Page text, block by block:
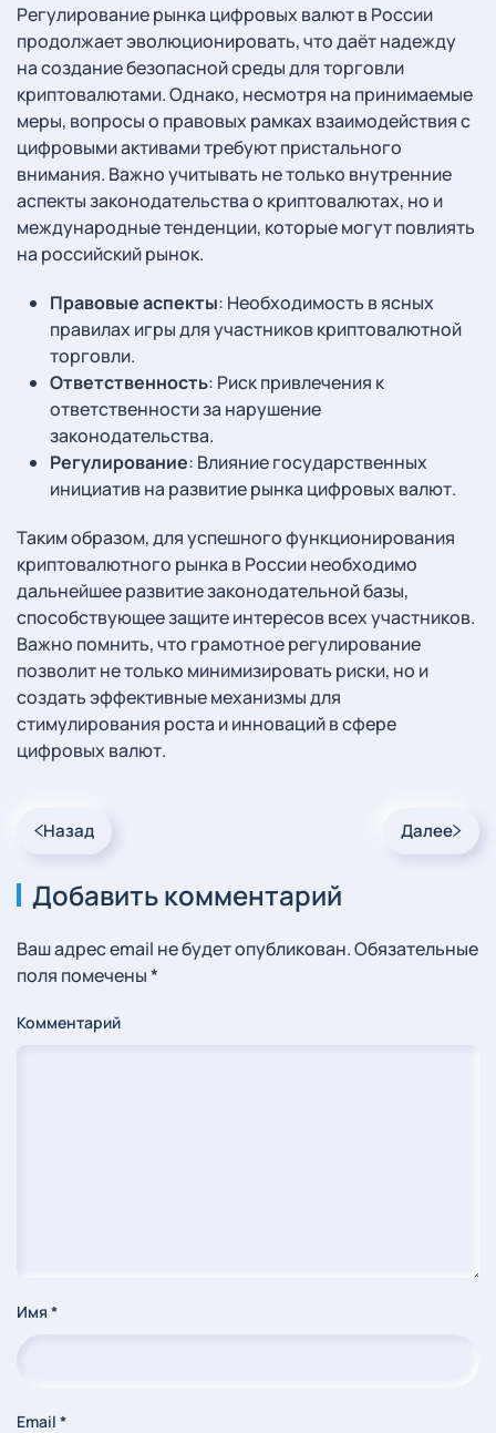
Регулирование рынка цифровых валют в России
продолжает эволюционировать, что даёт надежду
на создание безопасной среды для торговли
криптовалютами. Однако, несмотря на принимаемые
меры, вопросы о правовых рамках взаимодействия с
цифровыми активами требуют пристального
внимания. Важно учитывать не только внутренние
аспекты законодательства о криптовалютах, но и
международные тенденции, которые могут повлиять
на российский рынок.
Правовые аспекты: Необходимость в ясных
правилах игры для участников криптовалютной
торговли.
Ответственность: Риск привлечения к
ответственности за нарушение
законодательства.
Регулирование: Влияние государственных
инициатив на развитие рынка цифровых валют.
Таким образом, для успешного функционирования
криптовалютного рынка в России необходимо
дальнейшее развитие законодательной базы,
способствующее защите интересов всех участников.
Важно помнить, что грамотное регулирование
позволит не только минимизировать риски, но и
создать эффективные механизмы для
стимулирования роста и инноваций в сфере
цифровых валют.
Назад Далее
Добавить комментарий
Ваш адрес email не будет опубликован. Обязательные
поля помечены*
Комментарий
Имя *
Email *